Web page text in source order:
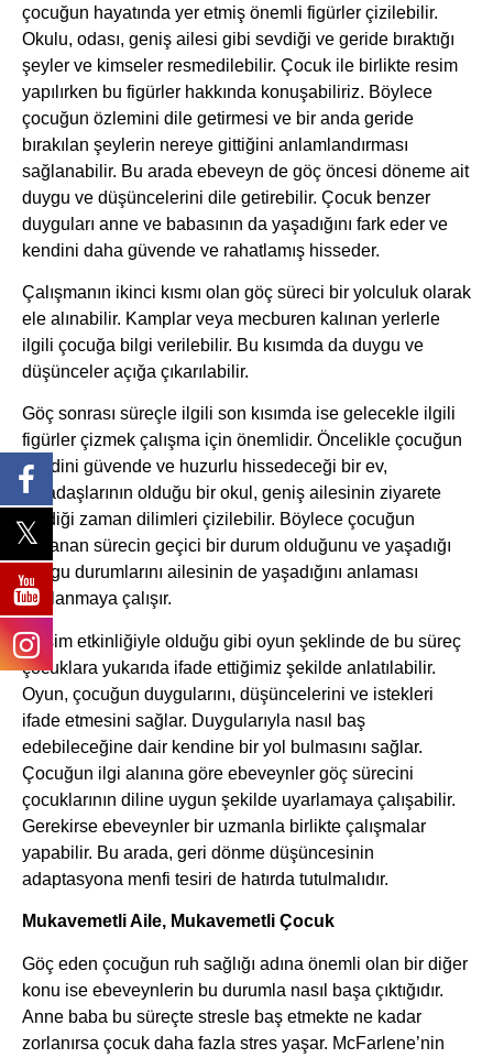
çocuğun hayatında yer etmiş önemli figürler çizilebilir.
Okulu, odası, geniş ailesi gibi sevdiği ve geride bıraktığı
şeyler ve kimseler resmedilebilir. Çocuk ile birlikte resim
yapılırken bu figürler hakkında konuşabiliriz. Böylece
çocuğun özlemini dile getirmesi ve bir anda geride
bırakılan şeylerin nereye gittiğini anlamlandırması
sağlanabilir. Bu arada ebeveyn de göç öncesi döneme ait
duygu ve düşüncelerini dile getirebilir. Çocuk benzer
duyguları anne ve babasının da yaşadığını fark eder ve
kendini daha güvende ve rahatlamış hisseder.
Çalışmanın ikinci kısmı olan göç süreci bir yolculuk olarak
ele alınabilir. Kamplar veya mecburen kalınan yerlerle
ilgili çocuğa bilgi verilebilir. Bu kısımda da duygu ve
düşünceler açığa çıkarılabilir.
Göç sonrası süreçle ilgili son kısımda ise gelecekle ilgili
figürler çizmek çalışma için önemlidir. Öncelikle çocuğun
kendini güvende ve huzurlu hissedeceği bir ev,
arkadaşlarının olduğu bir okul, geniş ailesinin ziyarete
geldiği zaman dilimleri çizilebilir. Böylece çocuğun
yaşanan sürecin geçici bir durum olduğunu ve yaşadığı
duygu durumlarını ailesinin de yaşadığını anlaması
sağlanmaya çalışır.
Resim etkinliğiyle olduğu gibi oyun şeklinde de bu süreç
çocuklara yukarıda ifade ettiğimiz şekilde anlatılabilir.
Oyun, çocuğun duygularını, düşüncelerini ve istekleri
ifade etmesini sağlar. Duygularıyla nasıl baş
edebileceğine dair kendine bir yol bulmasını sağlar.
Çocuğun ilgi alanına göre ebeveynler göç sürecini
çocuklarının diline uygun şekilde uyarlamaya çalışabilir.
Gerekirse ebeveynler bir uzmanla birlikte çalışmalar
yapabilir. Bu arada, geri dönme düşüncesinin
adaptasyona menfi tesiri de hatırda tutulmalıdır.
Mukavemetli Aile, Mukavemetli Çocuk
Göç eden çocuğun ruh sağlığı adına önemli olan bir diğer
konu ise ebeveynlerin bu durumla nasıl başa çıktığıdır.
Anne baba bu süreçte stresle baş etmekte ne kadar
zorlanırsa çocuk daha fazla stres yaşar. McFarlene’nin